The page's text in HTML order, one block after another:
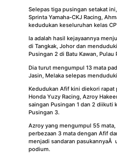
Selepas tiga pusingan setakat
Sprinta Yamaha-CKJ Racing,
kedudukan keseluruhan kelas
Ia adalah hasil kejayaannya
di Tangkak, Johor dan
Pusingan 2 di Batu Kawan, Pulau
Dia turut mengumpul 13 mata
Jasin, Melaka selepas
Kedudukan Afif kini diekori rapat
Honda Yuzy Racing, Azroy
saingan Pusingan 1 dan 2 diikuti
Pusingan 3.
Azroy yang mengumpul 55
perbezaan 3 mata dengan Afif
menjadi sandaran pasukannyaÂ
podium.